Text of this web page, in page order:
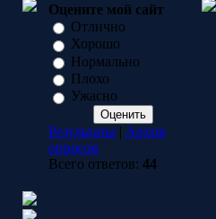
Оцените мой сайт
Отлично
Хорошо
Нормально
Плохо
Ужасно
Результаты | Архив
опросов
Всего ответов: 44